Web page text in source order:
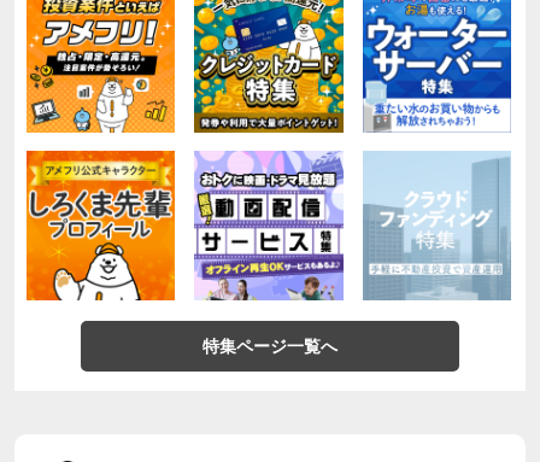
特集ページ一覧へ